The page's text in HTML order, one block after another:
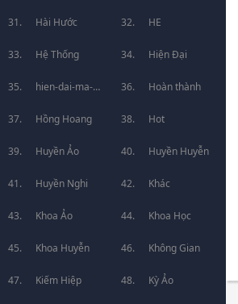
Hài Hước HE
Hệ Thống Hiện Đại
hien-dai-ma-
phap
Hoàn thành
Hồng Hoang Hot
Huyền Ảo Huyền Huyễn
Huyền Nghi Khác
Khoa Ảo Khoa Học
Khoa Huyễn Không Gian
Kiếm Hiệp Kỳ Ảo